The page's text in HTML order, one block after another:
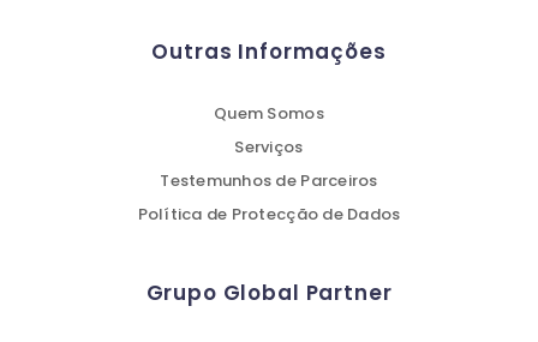
Outras Informações
Quem Somos
Serviços
Testemunhos de Parceiros
Política de Protecção de Dados
Grupo Global Partner